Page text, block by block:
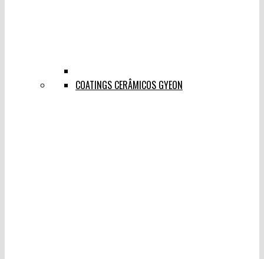
COATINGS CERÂMICOS GYEON